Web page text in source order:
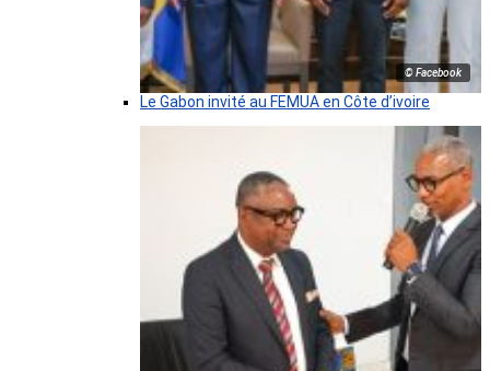
© Facebook
Le Gabon invité au FEMUA en Côte d’ivoire